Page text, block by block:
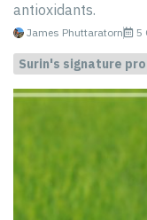
antioxidants.
James Phuttaratorn 5
Surin's signature